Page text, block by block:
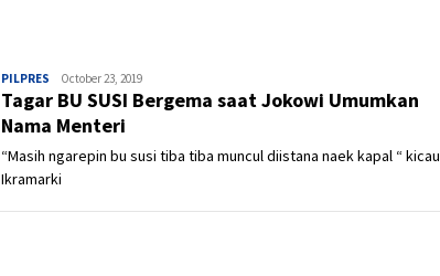
PILPRES Ivan
October 23, 2019
Tagar BU SUSI Bergema saat Jokowi Umumkan
Nama Menteri
“Masih ngarepin bu susi tiba tiba muncul diistana naek kapal “ kicau
Ikramarki